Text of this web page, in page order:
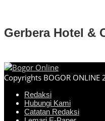
Gerbera Hotel &
Copyrights BOGOR ONLINE
Redaksi
Hubungi Kami
Catatan Redaksi